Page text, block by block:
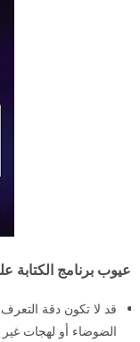
عيوب برنامج الكتابة
قد لا تكون دقة
الضوضاء أو لهجات